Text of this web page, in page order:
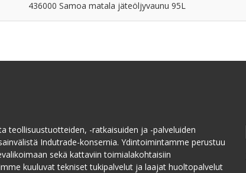
436000 Samoa matala jäteöljyvaunu 95L
teollisuustuotteiden, -ratkaisuiden ja -palveluiden
Indutrade-konsernia. Ydintoimintamme perustuu
sekä kattaviin toimialakohtaisiin
kuuluvat tekniset tukipalvelut ja laajat huoltopalvelut